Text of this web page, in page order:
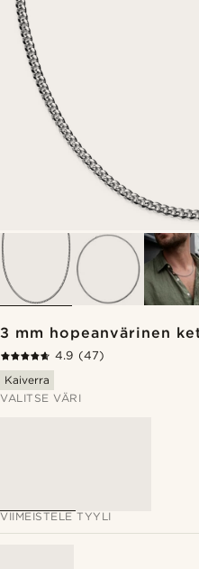
3 mm hopeanvärinen
4.9 (47)
Kaiverra
VALITSE VÄRI
VIIMEISTELE TYYLI